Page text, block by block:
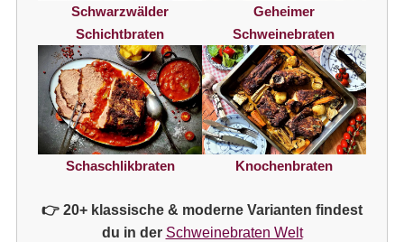
Schwarzwälder
Schichtbraten
Geheimer
Schweinebraten
Schaschlikbraten Knochenbraten
👉 20+ klassische & moderne Varianten findest
du in der Schweinebraten Welt